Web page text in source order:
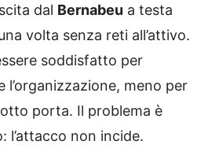
dal Bernabeu a testa
volta senza reti all’attivo.
soddisfatto per
l’organizzazione, meno per
porta. Il problema è
l’attacco non incide.